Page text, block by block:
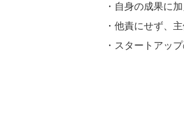
・自身の成果に
・他責にせず、
・スタートアッ